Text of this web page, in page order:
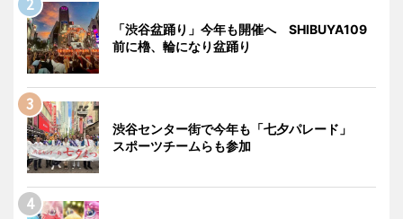
「渋谷盆踊り」今年も開催へ SHIBUYA109
前に櫓、輪になり盆踊り
渋谷センター街で今年も「七夕パレード」
スポーツチームらも参加